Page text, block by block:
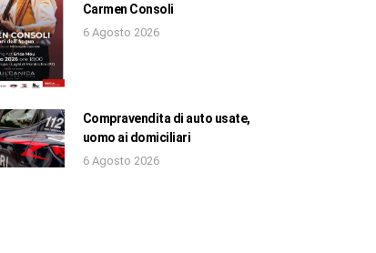
Carmen Consoli
6 Agosto 2026
Compravendita di auto usate,
uomo ai domiciliari
6 Agosto 2026